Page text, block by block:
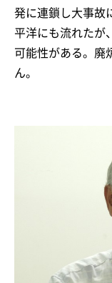
発に連鎖し大事故
平洋にも流れたが
可能性がある。廃
ん。